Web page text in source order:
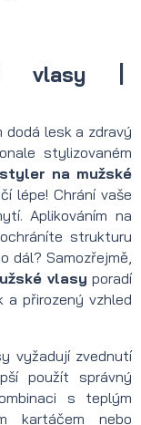
vlasy |
dodá lesk a zdravý
stylizovaném
na mužské
lépe! Chrání vaše
Aplikováním na
strukturu
dál? Samozřejmě,
vlasy poradí
a přirozený vzhled
vyžadují zvednutí
použít správný
s teplým
kartáčem nebo